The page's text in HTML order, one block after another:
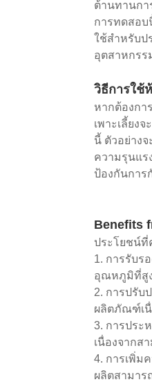
ต้านทานกา
การทดสอบ
ใช้สำหรับป
อุตสาหกรร
วิธีการใช้
หากต้องกา
เพาะเลี้ยง
นี้ ตัวอย่าง
ความรุนแร
ป้องกันการ
Benefits
ประโยชน์ที่
1. การรับร
อุณหภูมิที่สู
2. การปรับ
ผลิตภัณฑ์เ
3. การปร
เนื่องจากส
4. การเพิ่ม
ผลิตสามาร